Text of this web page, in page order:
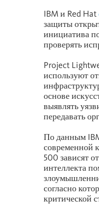
IBM и Red Hat
защиты
инициатива
проверять
Project
используют
основе
выявлять
передавать
По данным
современной
500 зависят
интеллекта
согласно
критической